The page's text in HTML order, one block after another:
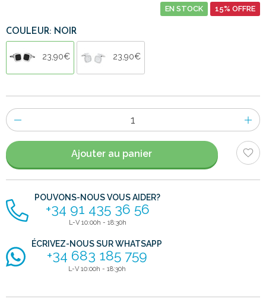
EN STOCK 15% OFFRE
COULEUR: NOIR
23,90€ 23,90€
Nombre
d'items
Ajouter au panier
POUVONS-NOUS VOUS AIDER?
+34 91 435 36 56
L-V 10:00h - 18:30h
ÉCRIVEZ-NOUS SUR WHATSAPP
+34 683 185 759
L-V 10:00h - 18:30h